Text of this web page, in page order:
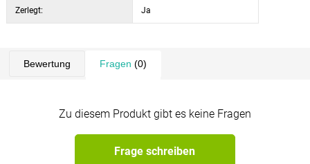
Zerlegt: Ja
Bewertung Fragen (0)
Zu diesem Produkt gibt es keine Fragen
Frage schreiben